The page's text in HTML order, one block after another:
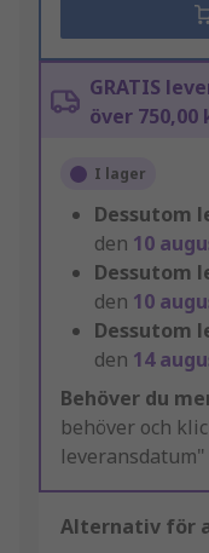
GRATIS
över 750,00
I lager
Dessutom
den 10
Dessutom
den 10
Dessutom
den 14
Behöver du
behöver och
leveransdatum"
Alternativ för